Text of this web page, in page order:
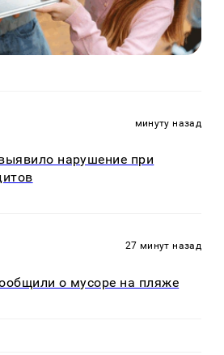
минуту назад
нарушение при
27 минут назад
о мусоре на пляже